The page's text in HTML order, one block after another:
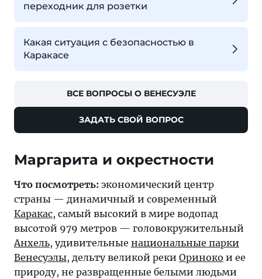
переходник для розетки
Какая ситуация с безопасностью в
Каракасе
ВСЕ ВОПРОСЫ О ВЕНЕСУЭЛЕ
ЗАДАТЬ СВОЙ ВОПРОС
Маргарита и окрестности
Что посмотреть: экономический центр
страны — динамичный и современный
Каракас, самый высокий в мире водопад
высотой 979 метров — головокружительный
Анхель, удивительные национальные парки
Венесуэлы, дельту великой реки Ориноко и ее
природу, не развращенные белыми людьми